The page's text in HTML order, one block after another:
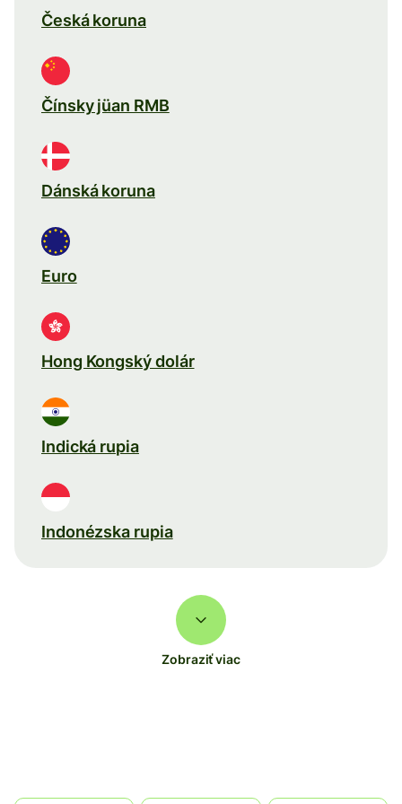
Česká koruna
Čínsky jüan RMB
Dánská koruna
Euro
Hong Kongský dolár
Indická rupia
Indonézska rupia
Zobraziť viac